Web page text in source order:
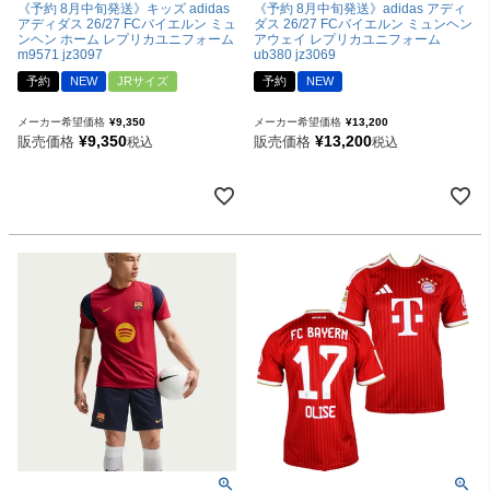
《予約 8月中旬発送》キッズ adidas
アディダス 26/27 FCバイエルン ミュ
ンヘン ホーム レプリカユニフォーム
m9571 jz3097
予約 NEW JRサイズ
メーカー希望価格 ¥9,350
販売価格 ¥9,350税込
《予約 8月中旬発送》adidas アディ
ダス 26/27 FCバイエルン ミュンヘン
アウェイ レプリカユニフォーム
ub380 jz3069
予約 NEW
メーカー希望価格 ¥13,200
販売価格 ¥13,200税込